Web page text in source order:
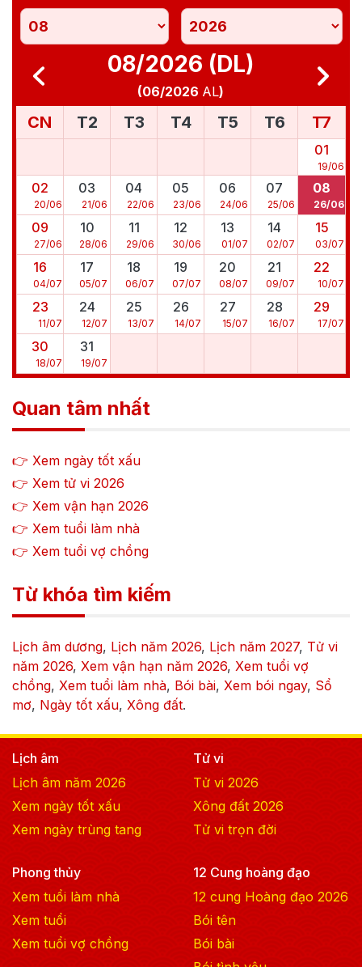
08/2026 (DL)
(06/2026 AL)
CN T2 T3 T4 T5 T6 T7
01
19/06
02
20/06
03
21/06
04
22/06
05
23/06
06
24/06
07
25/06
08
26/06
09
27/06
10
28/06
11
29/06
12
30/06
13
01/07
14
02/07
15
03/07
16
04/07
17
05/07
18
06/07
19
07/07
20
08/07
21
09/07
22
10/07
23
11/07
24
12/07
25
13/07
26
14/07
27
15/07
28
16/07
29
17/07
30
18/07
31
19/07
Quan tâm nhất
👉 Xem ngày tốt xấu
👉 Xem tử vi 2026
👉 Xem vận hạn 2026
👉 Xem tuổi làm nhà
👉 Xem tuổi vợ chồng
Từ khóa tìm kiếm
Lịch âm dương, Lịch năm 2026, Lịch năm 2027, Tử vi
năm 2026, Xem vận hạn năm 2026, Xem tuổi vợ
chồng, Xem tuổi làm nhà, Bói bài, Xem bói ngay, Sổ
mơ, Ngày tốt xấu, Xông đất.
Lịch âm
Lịch âm năm 2026
Xem ngày tốt xấu
Xem ngày trùng tang
Tử vi
Tử vi 2026
Xông đất 2026
Tử vi trọn đời
Phong thủy
Xem tuổi làm nhà
Xem tuổi
Xem tuổi vợ chồng
12 Cung hoàng đạo
12 cung Hoàng đạo 2026
Bói tên
Bói bài